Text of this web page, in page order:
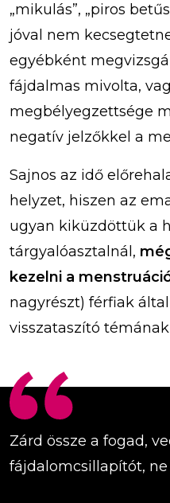
„mikulás”, „piros
jóval nem
egyébként
fájdalmas mivolta,
megbélyegzettsége
negatív jelzőkkel a
Sajnos az idő
helyzet, hiszen az
ugyan kiküzdöttük a
tárgyalóasztalnál,
kezelni a
nagyrészt) férfiak
visszataszító
Zárd össze a fogad,
fájdalomcsillapítót,